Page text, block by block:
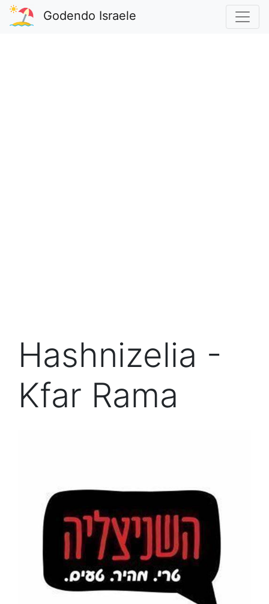
Godendo Israele
Hashnizelia -
Kfar Rama